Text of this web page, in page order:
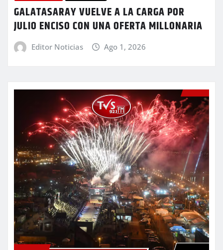
GALATASARAY VUELVE A LA CARGA POR
JULIO ENCISO CON UNA OFERTA MILLONARIA
Editor Noticias Ago 1, 2026